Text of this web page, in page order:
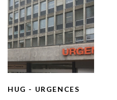
HUG - URGENCES